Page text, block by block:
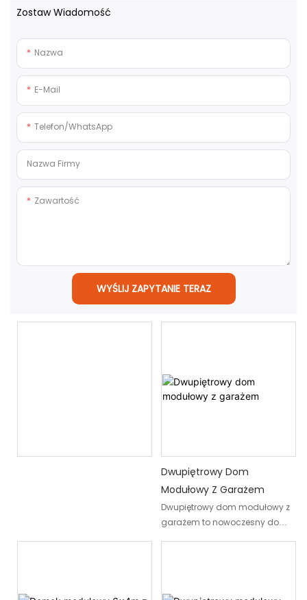
Zostaw Wiadomość
Nazwa
E-Mail
Telefon/WhatsApp
Nazwa Firmy
Zawartość
WYŚLIJ ZAPYTANIE TERAZ
Dwupiętrowy Dom
Modułowy Z Garażem
Dwupiętrowy dom modułowy z
garażem to nowoczesny dom
właścicielach nieruchomości